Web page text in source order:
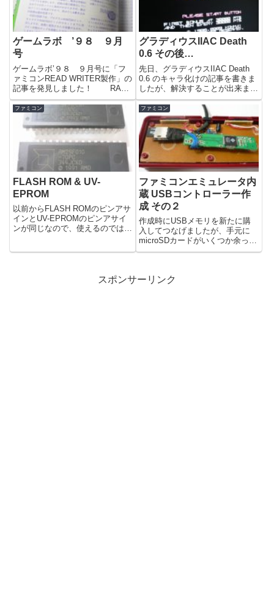
ゲームラボ ’９８ ９月
号
ゲームラボ’９８ ９月号に「フ
ァミコンREAD WRITER製作」の
記事を発見しました！ RAM
カセットの回路図と、
READ&WRITERの回路図が掲載
されていますが、ゲームラボのサ
イトにはもうプログラムはダウン
ロードが出来ないよう...
グラディウスIIAC Death
0.6 その後…
先日、グラディウスIIAC Death
0.6 のキャラ化けの記事を書きま
したが、解決することが出来まし
ためっさつさんからも色々とご助
言をいただきありがとうございま
した。VRC4フラッシュロムカー
トリッジは、PRGROM：2Mbit、
CHR...
ファミコン
FLASH ROM & UV-
EPROM
以前からFLASH ROMのピンアサ
インとUV-EPROMのピンアサイ
ンが同じなので、使えるのでは？
ファミコン
ファミコンエミュレータ内
蔵 USBコントローラー作
成 その２
作成時にUSBメモリを新たに購
入してつなげましたが、手元に
microSDカードがいくつか余って
いたのでこれを利用しようと思い
てきました。単純にUSBメモリ
スポンサーリンク